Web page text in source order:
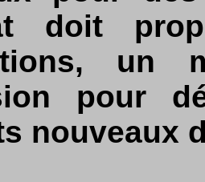
doit
pour
nouveaux